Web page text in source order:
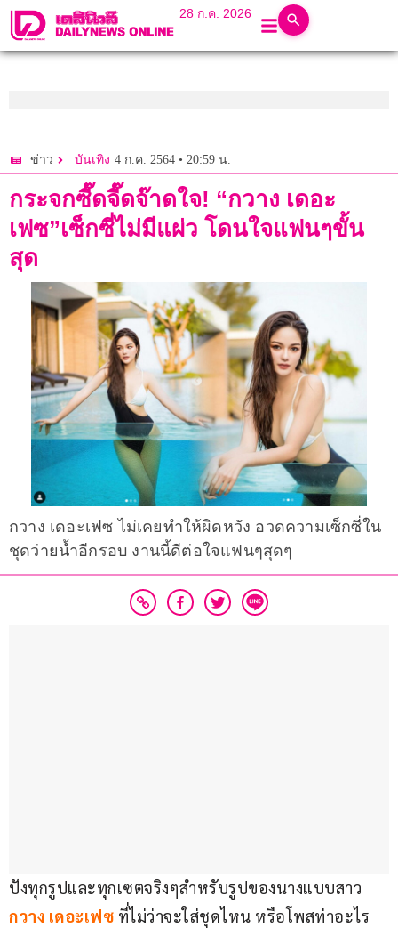
28 ก.ค. 2026
ข่าว บันเทิง 4 ก.ค. 2564 • 20:59 น.
กระจกซี๊ดจี๊ดจ๊าดใจ! “กวาง เดอะ
เฟซ”เซ็กซี่ไม่มีแผ่ว โดนใจแฟนๆขั้น
สุด
กวาง เดอะเฟซ ไม่เคยทำให้ผิดหวัง อวดความเซ็กซี่ใน
ชุดว่ายน้ำอีกรอบ งานนี้ดีต่อใจแฟนๆสุดๆ
ปังทุกรูปและทุกเซตจริงๆสำหรับรูปของนางแบบสาว
กวาง เดอะเฟซ ที่ไม่ว่าจะใส่ชุดไหน หรือโพสท่าอะไร